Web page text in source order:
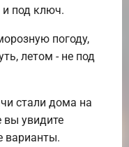
и под ключ.
погоду,
летом - не под
стали дома на
вы увидите
варианты.